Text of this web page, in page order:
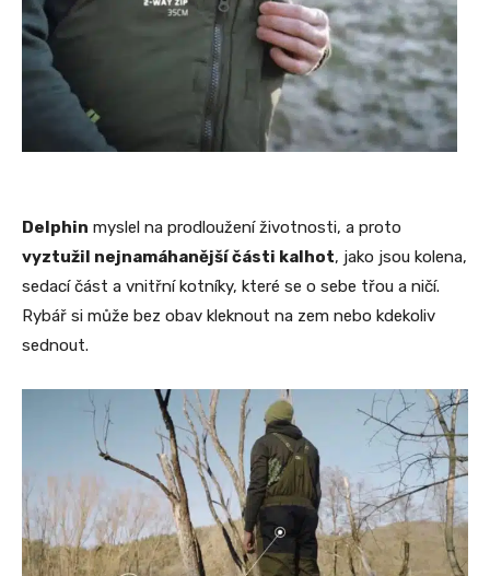
Delphin myslel na prodloužení životnosti, a proto
vyztužil nejnamáhanější části kalhot, jako jsou kolena,
sedací část a vnitřní kotníky, které se o sebe třou a ničí.
Rybář si může bez obav kleknout na zem nebo kdekoliv
sednout.